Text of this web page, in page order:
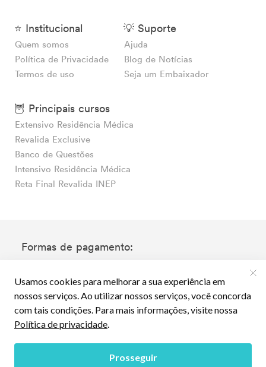
⭐️ Institucional
Quem somos
Política de Privacidade
Termos de uso
💡 Suporte
Ajuda
Blog de Notícias
Seja um Embaixador
🦉 Principais cursos
Extensivo Residência Médica
Revalida Exclusive
Banco de Questões
Intensivo Residência Médica
Reta Final Revalida INEP
Formas de pagamento: